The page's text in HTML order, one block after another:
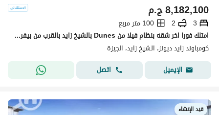
ج.م8,182,100
3
2
100 متر مربع
امتلك فورا اخر شقه بنظام فيلا من Dunes بالشيخ زايد بالقرب من بيفرلي هيلز
كومباوند زايد ديونز، الشيخ زايد، الجيزة
الإيميل
اتصل
قيد الإنشاء